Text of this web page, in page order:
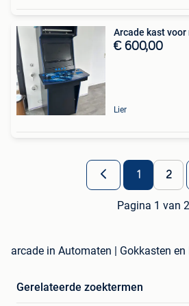
Arcade kast voor
€ 600,00
Lier
1 2
Pagina 1 van 2
arcade in Automaten | Gokkasten
Gerelateerde zoektermen